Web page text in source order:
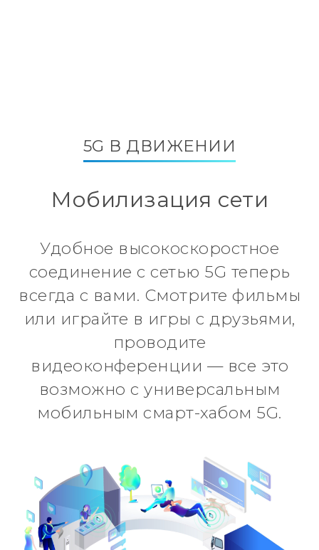
5G В ДВИЖЕНИИ
Мобилизация сети
Удобное высокоскоростное
соединение с сетью 5G теперь
всегда с вами. Смотрите фильмы
или играйте в игры с друзьями,
проводите
видеоконференции — все это
возможно с универсальным
мобильным смарт-хабом 5G.